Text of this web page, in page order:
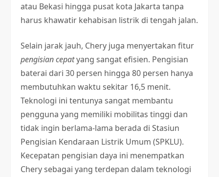
atau Bekasi hingga pusat kota Jakarta tanpa
harus khawatir kehabisan listrik di tengah jalan.
Selain jarak jauh, Chery juga menyertakan fitur
pengisian cepatyang sangat efisien. Pengisian
baterai dari 30 persen hingga 80 persen hanya
membutuhkan waktu sekitar 16,5 menit.
Teknologi ini tentunya sangat membantu
pengguna yang memiliki mobilitas tinggi dan
tidak ingin berlama-lama berada di Stasiun
Pengisian Kendaraan Listrik Umum (SPKLU).
Kecepatan pengisian daya ini menempatkan
Chery sebagai yang terdepan dalam teknologi